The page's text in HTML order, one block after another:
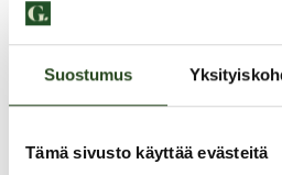
Suostumus
Tämä sivusto käyttää evästeitä
PAHOITTELUT, TARJOUS EI OLE